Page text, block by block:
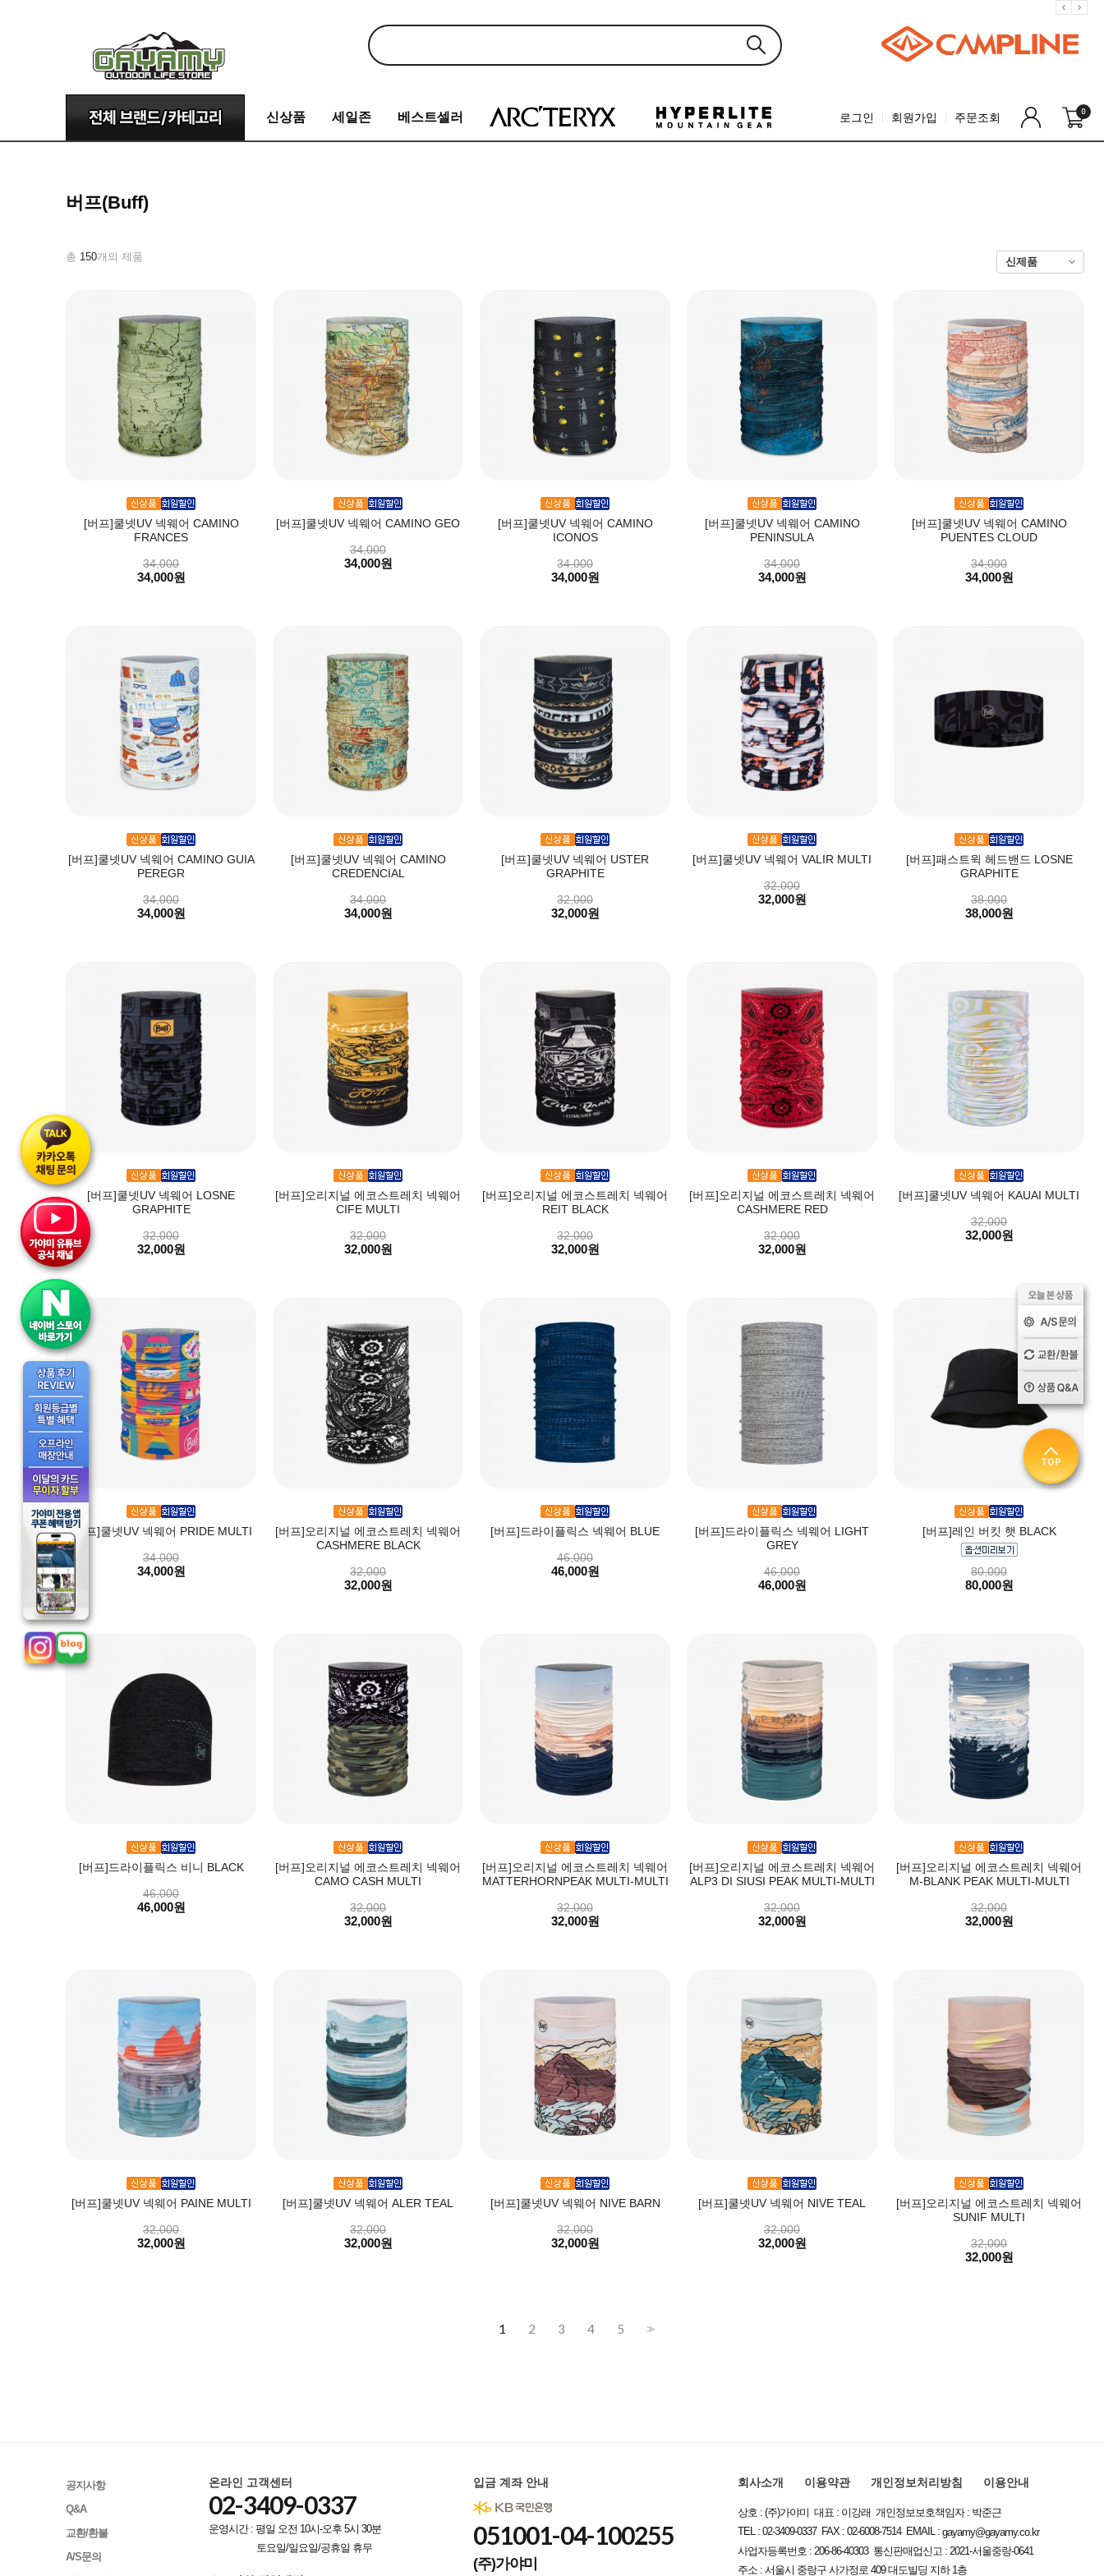
신상품 세일존 베스트셀러 로그인 회원가입 주문조회 0
버프(Buff)
총 150개의 제품
[버프]쿨넷UV 넥웨어 CAMINO
FRANCES
34,000
34,000원
[버프]쿨넷UV 넥웨어 CAMINO GEO
34,000
34,000원
[버프]쿨넷UV 넥웨어 CAMINO
ICONOS
34,000
34,000원
[버프]쿨넷UV 넥웨어 CAMINO
PENINSULA
34,000
34,000원
[버프]쿨넷UV 넥웨어 CAMINO
PUENTES CLOUD
34,000
34,000원
[버프]쿨넷UV 넥웨어 CAMINO GUIA
PEREGR
34,000
34,000원
[버프]쿨넷UV 넥웨어 CAMINO
CREDENCIAL
34,000
34,000원
[버프]쿨넷UV 넥웨어 USTER
GRAPHITE
32,000
32,000원
[버프]쿨넷UV 넥웨어 VALIR MULTI
32,000
32,000원
[버프]패스트윅 헤드밴드 LOSNE
GRAPHITE
38,000
38,000원
[버프]쿨넷UV 넥웨어 LOSNE
GRAPHITE
32,000
32,000원
[버프]오리지널 에코스트레치 넥웨어
CIFE MULTI
32,000
32,000원
[버프]오리지널 에코스트레치 넥웨어
REIT BLACK
32,000
32,000원
[버프]오리지널 에코스트레치 넥웨어
CASHMERE RED
32,000
32,000원
[버프]쿨넷UV 넥웨어 KAUAI MULTI
32,000
32,000원
[버프]쿨넷UV 넥웨어 PRIDE MULTI
34,000
34,000원
[버프]오리지널 에코스트레치 넥웨어
CASHMERE BLACK
32,000
32,000원
[버프]드라이플릭스 넥웨어 BLUE
46,000
46,000원
[버프]드라이플릭스 넥웨어 LIGHT
GREY
46,000
46,000원
[버프]레인 버킷 햇 BLACK
80,000
80,000원
[버프]드라이플릭스 비니 BLACK
46,000
46,000원
[버프]오리지널 에코스트레치 넥웨어
CAMO CASH MULTI
32,000
32,000원
[버프]오리지널 에코스트레치 넥웨어
MATTERHORNPEAK MULTI-MULTI
32,000
32,000원
[버프]오리지널 에코스트레치 넥웨어
ALP3 DI SIUSI PEAK MULTI-MULTI
32,000
32,000원
[버프]오리지널 에코스트레치 넥웨어
M-BLANK PEAK MULTI-MULTI
32,000
32,000원
[버프]쿨넷UV 넥웨어 PAINE MULTI
32,000
32,000원
[버프]쿨넷UV 넥웨어 ALER TEAL
32,000
32,000원
[버프]쿨넷UV 넥웨어 NIVE BARN
32,000
32,000원
[버프]쿨넷UV 넥웨어 NIVE TEAL
32,000
32,000원
[버프]오리지널 에코스트레치 넥웨어
SUNIF MULTI
32,000
32,000원
1 2 3 4 5 >>
공지사항
Q&A
교환/환불
A/S문의
온라인 고객센터
02-3409-0337
운영시간 : 평일 오전 10시-오후 5시 30분
토요일/일요일/공휴일 휴무
입금 계좌 안내
051001-04-100255
(주)가야미
회사소개 이용약관 개인정보처리방침 이용안내
상호 : (주)가야미 대표 : 이강래 개인정보보호책임자 : 박준근
TEL : 02-3409-0337 FAX : 02-6008-7514 EMAIL :gayamy@gayamy.co.kr
사업자등록번호 : 206-86-40303 통신판매업신고 : 2021-서울중랑-0641
주소 : 서울시 중랑구 사가정로 409 대도빌딩 지하 1층